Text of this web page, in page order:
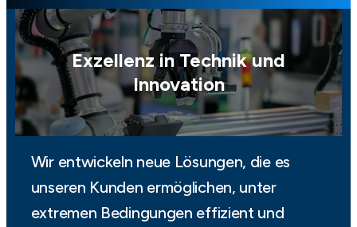
Exzellenz in Technik und
Innovation
Wir entwickeln neue Lösungen, die es
unseren Kunden ermöglichen, unter
extremen Bedingungen effizient und